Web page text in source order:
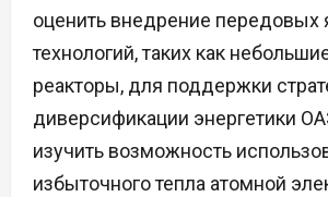
оценить внедрение передовых
технологий, таких как
реакторы, для поддержки
диверсификации энергетики
изучить возможность
избыточного тепла атомной